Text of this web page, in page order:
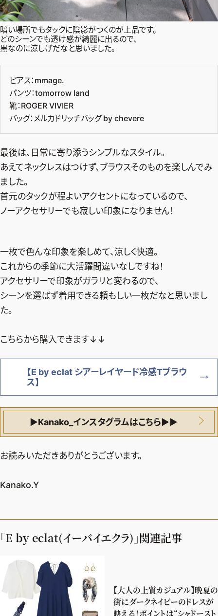
暗い場所でもタックに陰影がつくのが上品です。
どのシーンでも透け感が綺麗に出るので、
黒なのに涼しげだなと思いました。
ピアス：mmage.
パンツ：tomorrow land
靴：ROGER VIVIER
バッグ：メルカドリッチバッグ by chevere
最後は、日常に寄り添うシンプルなスタイル。
あえてネックレスはつけず、ブラウスそのものを楽しんでみ
ました。
首元のタックが程よいアクセントになっているので、
ノーアクセサリーでも寂しい印象になりません！
一枚で色んな印象を楽しめて、涼しく快適。
これからの季節に大活躍間違いなしですね！
アクセサリーで印象がガラリと変わるので、
シーンを選ばず着用できる頼もしい一枚だなと思いまし
た。
こちらから購入できます↓↓
【E by eclat シアーレイヤード冷感Tブラウ
ス】
▶︎Kanako_インスタグラムはこちら▶︎▶︎
お読みいただきありがとうございます。
Kanako.Y
「E by eclat(イーバイエクラ)」関連記事
【大人の上質カジュアル】晩夏の
街にダークネイビーのドレスが
映える！ポイントは“シャドースト